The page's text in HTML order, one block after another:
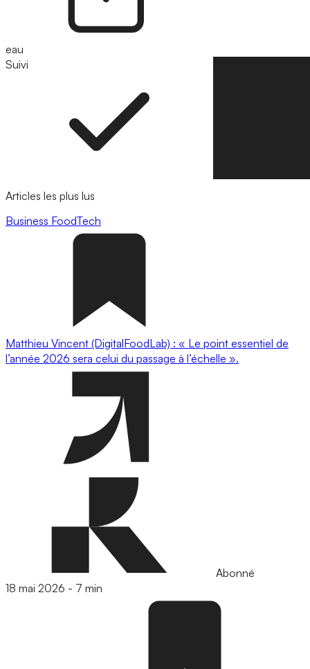
eau
Suivi
Articles les plus lus
Business FoodTech
Matthieu Vincent (DigitalFoodLab) : « Le point essentiel de
l’année 2026 sera celui du passage à l’échelle ».
Abonné
18 mai 2026 - 7 min